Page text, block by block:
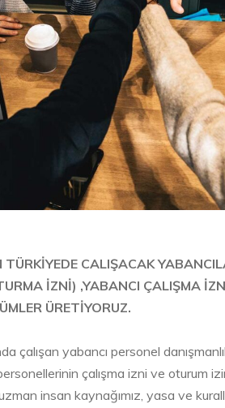
CALIŞACAK
İZNİ) ,YABANCI ÇALIŞMA
ÜRETİYORUZ.
çalışan yabancı personel
çalışma izni ve oturum
insan kaynağımız, yasa ve